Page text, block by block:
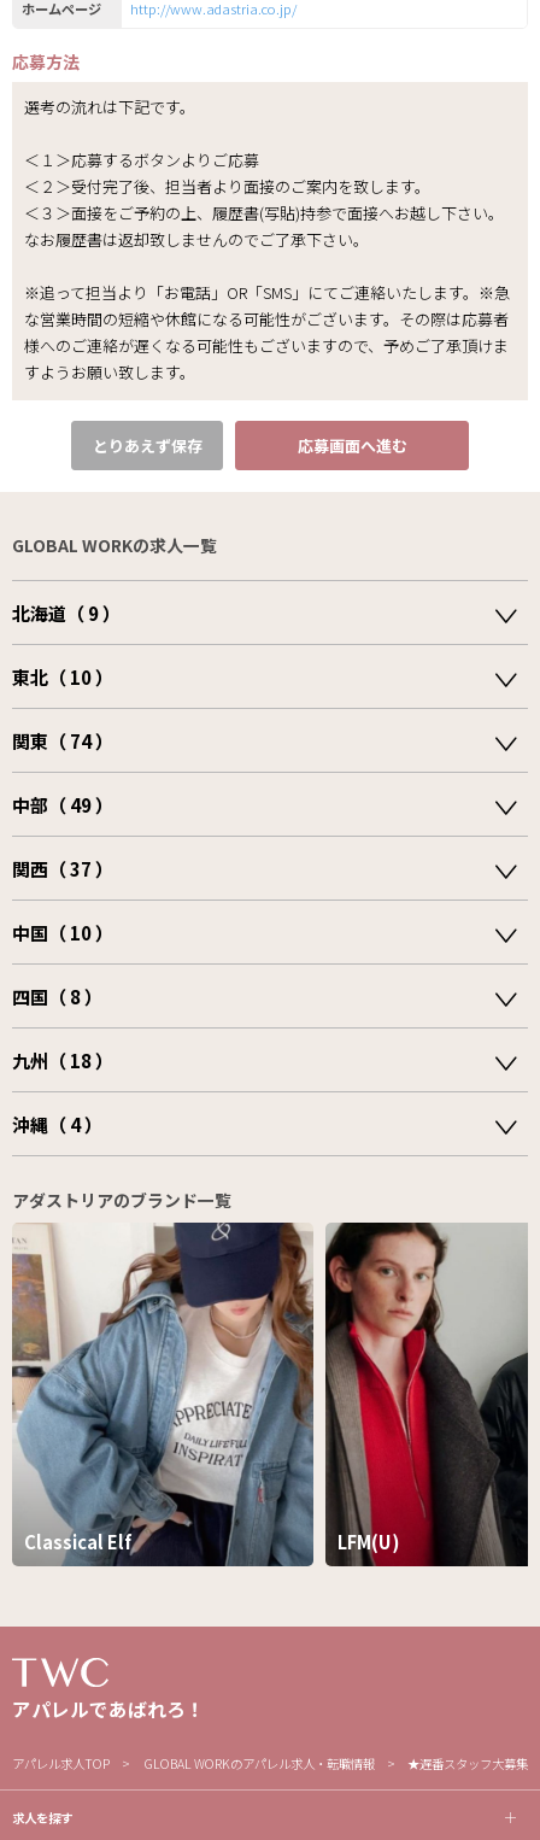
ホームページ
http://www.adastria.co.jp/
応募方法
選考の流れは下記です。
＜１＞応募するボタンよりご応募
＜２＞受付完了後、担当者より面接のご案内を致します。
＜３＞面接をご予約の上、履歴書(写貼)持参で面接へお越し下さい。
なお履歴書は返却致しませんのでご了承下さい｡
※追って担当より「お電話」OR「SMS」にてご連絡いたします。※急
な営業時間の短縮や休館になる可能性がございます。その際は応募者
様へのご連絡が遅くなる可能性もございますので、予めご了承頂けま
すようお願い致します。
とりあえず保存 応募画面へ進む
GLOBAL WORKの求人一覧
北海道（ 9 ）
東北（ 10 ）
関東（ 74 ）
中部（ 49 ）
関西（ 37 ）
中国（ 10 ）
四国（ 8 ）
九州（ 18 ）
沖縄（ 4 ）
アダストリアのブランド一覧
Classical Elf LFM(U)
アパレルであばれろ！
アパレル求人TOP GLOBAL WORKのアパレル求人・転職情報 ★遅番スタッフ大募集★
求人を探す